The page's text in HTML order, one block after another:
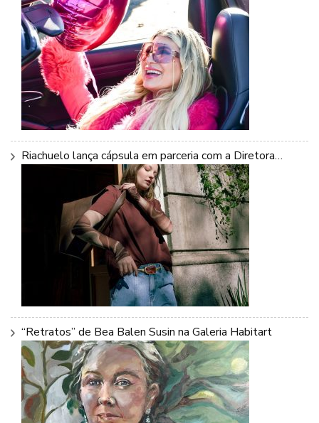
Riachuelo lança cápsula em parceria com a Diretora…
“Retratos” de Bea Balen Susin na Galeria Habitart